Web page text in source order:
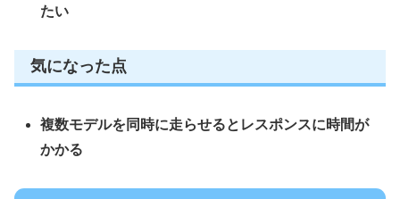
たい
気になった点
複数モデルを同時に走らせるとレスポンスに時間が
かかる